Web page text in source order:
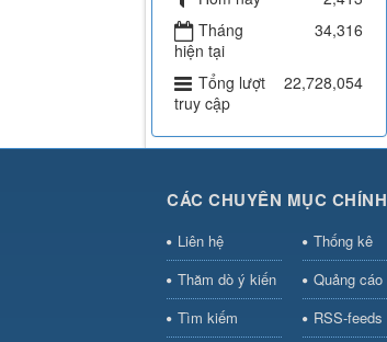
Tháng
hiện tại
34,316
Tổng lượt
truy cập
22,728,054
CÁC CHUYÊN MỤC CHÍNH
Liên hệ
Thống kê
Thăm dò ý kiến
Quảng cáo
Tìm kiếm
RSS-feeds